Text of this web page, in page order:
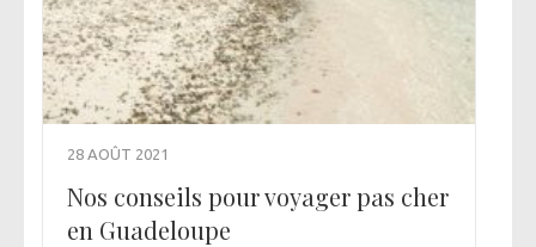
28 AOÛT 2021
Nos conseils pour voyager pas cher
en Guadeloupe